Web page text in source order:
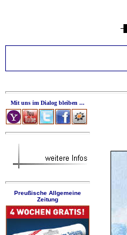
Mit uns im Dialog bleiben ...
Preußische Allgemeine
Zeitung